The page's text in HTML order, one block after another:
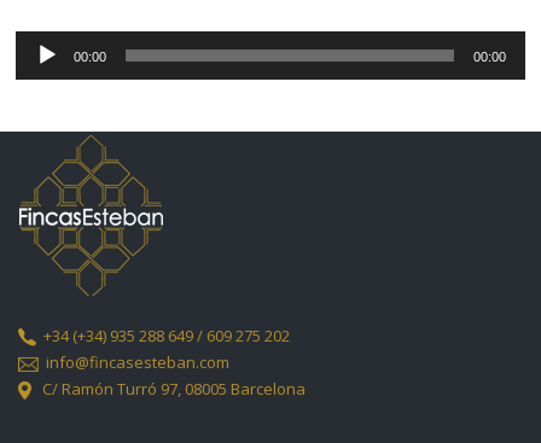
Reproductor
audio
00:00 00:00
+34(+34) 935 288 649 / 609 275 202
info@fincasesteban.com
C/ Ramón Turró 97, 08005 Barcelona